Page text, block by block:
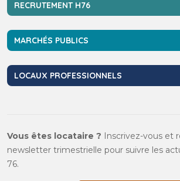
RECRUTEMENT H76
MARCHÉS PUBLICS
LOCAUX PROFESSIONNELS
Vous êtes locataire ? Inscrivez-vous et
newsletter trimestrielle pour suivre les
76.